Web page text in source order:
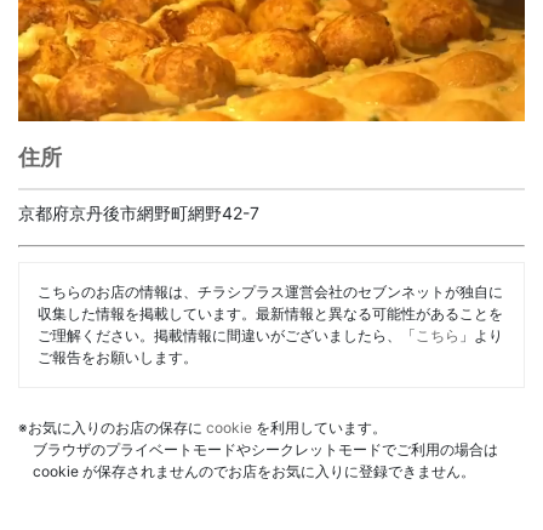
住所
京都府京丹後市網野町網野42-7
こちらのお店の情報は、チラシプラス運営会社のセブンネットが独自に
収集した情報を掲載しています。最新情報と異なる可能性があることを
ご理解ください。掲載情報に間違いがございましたら、「 こちら 」より
ご報告をお願いします。
※お気に入りのお店の保存に cookie を利用しています。
ブラウザのプライベートモードやシークレットモードでご利用の場合は
cookie が保存されませんのでお店をお気に入りに登録できません。